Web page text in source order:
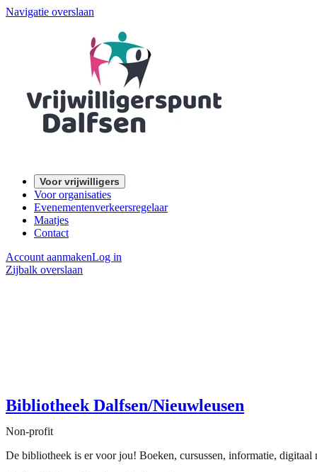
Navigatie overslaan
Voor vrijwilligers
Voor organisaties
Evenementenverkeersregelaar
Maatjes
Contact
Account aanmakenLog in
Zijbalk overslaan
Bibliotheek Dalfsen/Nieuwleusen
Non-profit
De bibliotheek is er voor jou! Boeken, cursussen, informatie,